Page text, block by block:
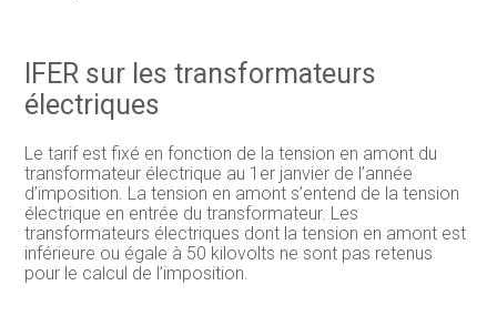
IFER sur les transformateurs
électriques
Le tarif est fixé en fonction de la tension en amont du
transformateur électrique au 1er janvier de l’année
d’imposition. La tension en amont s’entend de la tension
électrique en entrée du transformateur. Les
transformateurs électriques dont la tension en amont est
inférieure ou égale à 50 kilovolts ne sont pas retenus
pour le calcul de l’imposition.